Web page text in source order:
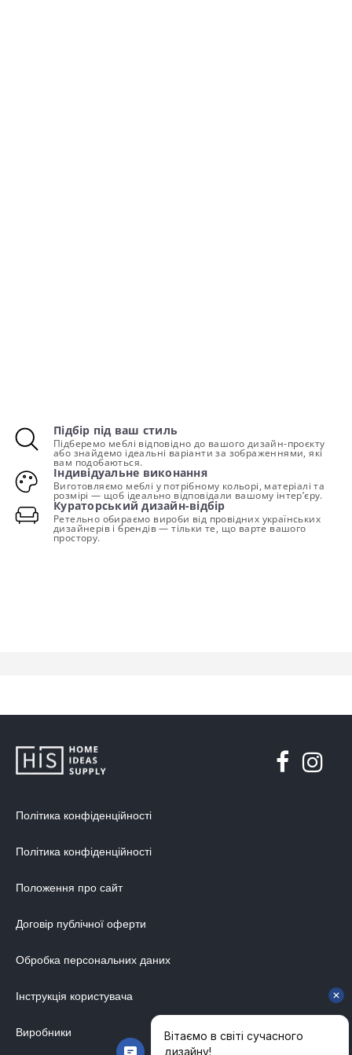
Підбір під ваш стиль
Підберемо меблі відповідно до вашого дизайн-проєкту
або знайдемо ідеальні варіанти за зображеннями, які
вам подобаються.
Індивідуальне виконання
Виготовляємо меблі у потрібному кольорі, матеріалі та
розмірі — щоб ідеально відповідали вашому інтер’єру.
Кураторський дизайн-відбір
Ретельно обираємо вироби від провідних українських
дизайнерів і брендів — тільки те, що варте вашого
простору.
Політика конфіденційності
Політика конфіденційності
Положення про сайт
Договір публічної оферти
Обробка персональних даних
Інструкція користувача
Виробники